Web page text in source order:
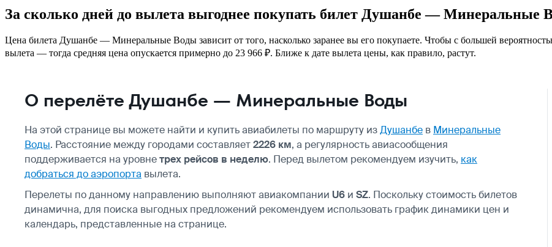
За сколько дней до вылета выгоднее покупать билет Душанбе — Минеральные
Цена билета Душанбе — Минеральные Воды зависит от того, насколько заранее вы его покупаете. Чтобы с большей
вылета — тогда средняя цена опускается примерно до 23 966 ₽. Ближе к дате вылета цены, как правило, растут.
О перелёте Душанбе — Минеральные Воды
На этой странице вы можете найти и купить авиабилеты по маршруту изДушанбе в Минеральные
Воды. Расстояние между городами составляет2226 км, а регулярность авиасообщения
поддерживается на уровнетрех рейсов в неделю. Перед вылетом рекомендуем изучить, как
добраться до аэропорта вылета.
Перелеты по данному направлению выполняют авиакомпании U6 и SZ. Поскольку стоимость билетов
динамична, для поиска выгодных предложений рекомендуем использовать график динамики цен и
календарь, представленные на странице.